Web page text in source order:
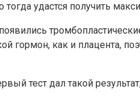
удастся получить
гормон, как и плацента,
тест дал такой